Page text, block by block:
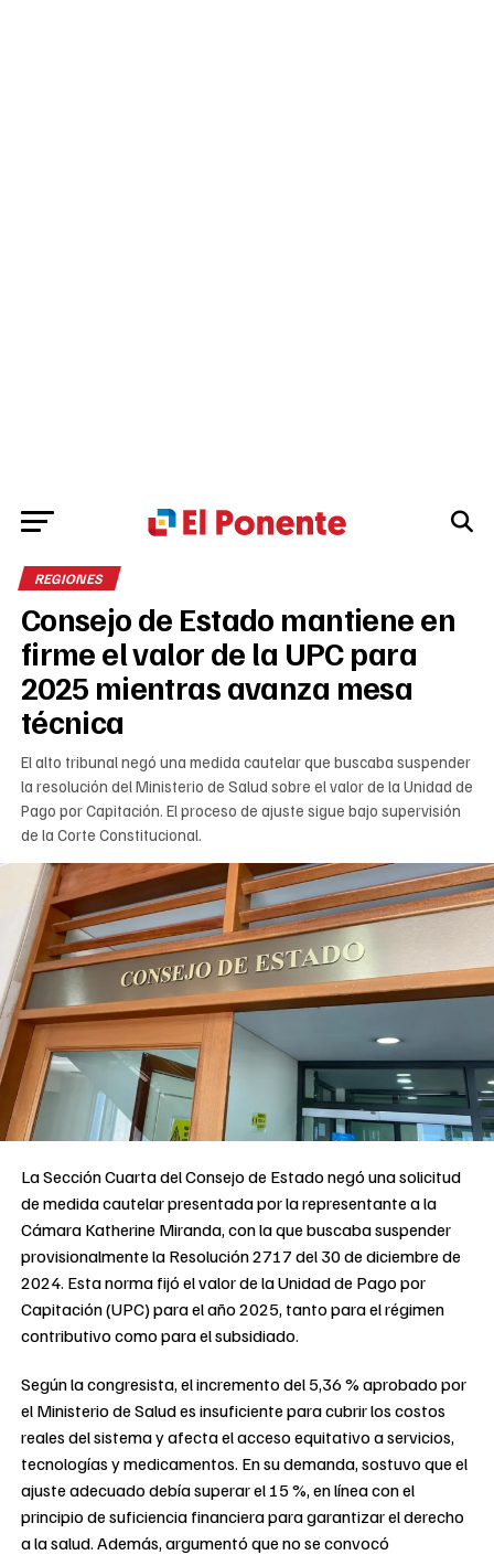
REGIONES
Consejo de Estado mantiene en
firme el valor de la UPC para
2025 mientras avanza mesa
técnica
El alto tribunal negó una medida cautelar que buscaba suspender
la resolución del Ministerio de Salud sobre el valor de la Unidad de
Pago por Capitación. El proceso de ajuste sigue bajo supervisión
de la Corte Constitucional.
La Sección Cuarta del Consejo de Estado negó una solicitud
de medida cautelar presentada por la representante a la
Cámara Katherine Miranda, con la que buscaba suspender
provisionalmente la Resolución 2717 del 30 de diciembre de
2024. Esta norma fijó el valor de la Unidad de Pago por
Capitación (UPC) para el año 2025, tanto para el régimen
contributivo como para el subsidiado.
Según la congresista, el incremento del 5,36 % aprobado por
el Ministerio de Salud es insuficiente para cubrir los costos
reales del sistema y afecta el acceso equitativo a servicios,
tecnologías y medicamentos. En su demanda, sostuvo que el
ajuste adecuado debía superar el 15 %, en línea con el
principio de suficiencia financiera para garantizar el derecho
a la salud. Además, argumentó que no se convocó